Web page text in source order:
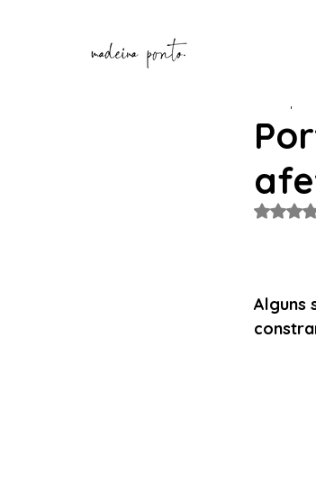
Alguns